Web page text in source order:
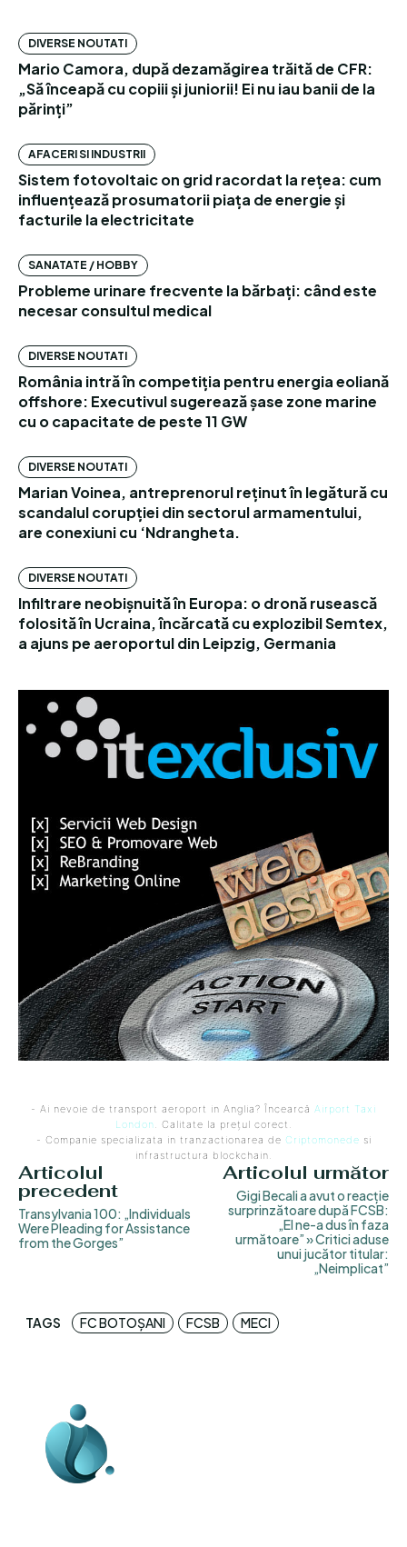
DIVERSE NOUTATI
Mario Camora, după dezamăgirea trăită de CFR:
„Să înceapă cu copiii și juniorii! Ei nu iau banii de la
părinți”
AFACERI SI INDUSTRII
Sistem fotovoltaic on grid racordat la rețea: cum
influențează prosumatorii piața de energie și
facturile la electricitate
SANATATE / HOBBY
Probleme urinare frecvente la bărbați: când este
necesar consultul medical
DIVERSE NOUTATI
România intră în competiția pentru energia eoliană
offshore: Executivul sugerează șase zone marine
cu o capacitate de peste 11 GW
DIVERSE NOUTATI
Marian Voinea, antreprenorul reținut în legătură cu
scandalul corupției din sectorul armamentului,
are conexiuni cu ‘Ndrangheta.
DIVERSE NOUTATI
Infiltrare neobișnuită în Europa: o dronă rusească
folosită în Ucraina, încărcată cu explozibil Semtex,
a ajuns pe aeroportul din Leipzig, Germania
- Ai nevoie de transport aeroport in Anglia? Încearcă Airport Taxi
London. Calitate la prețul corect.
- Companie specializata in tranzactionarea de Criptomonede si
infrastructura blockchain.
Articolul
precedent
Transylvania 100: „Individuals
Were Pleading for Assistance
from the Gorges”
Articolul următor
Gigi Becali a avut o reacție
surprinzătoare după FCSB:
„El ne-a dus în faza
următoare” » Critici aduse
unui jucător titular:
„Neimplicat”
TAGS FC BOTOȘANI FCSB MECI